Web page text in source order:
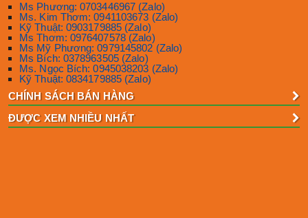
Ms Phương: 0703446967 (Zalo)
Ms. Kim Thơm: 0941103673 (Zalo)
Kỹ Thuật: 0903179885 (Zalo)
Ms Thơm: 0976407578 (Zalo)
Ms Mỹ Phương: 0979145802 (Zalo)
Ms Bích: 0378963505 (Zalo)
Ms. Ngọc Bích: 0945038203 (Zalo)
Kỹ Thuật: 0834179885 (Zalo)
CHÍNH SÁCH BÁN HÀNG
ĐƯỢC XEM NHIỀU NHẤT